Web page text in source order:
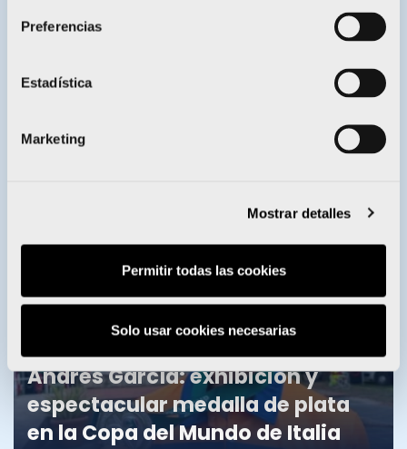
Preferencias
Estadística
Marketing
Mostrar detalles
Permitir todas las cookies
Solo usar cookies necesarias
Enervit entrega sus becas a 28
Andrés García: exhibición y
espectacular medalla de plata
en la Copa del Mundo de Italia